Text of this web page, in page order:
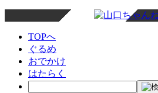
TOPへ
ぐるめ
おでかけ
はたらく